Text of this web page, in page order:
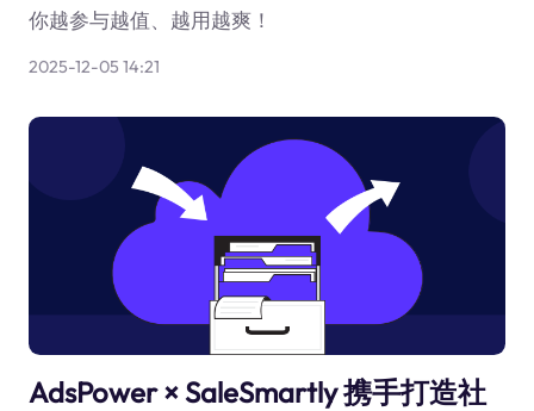
你越参与越值、越用越爽！
2025-12-05 14:21
AdsPower × SaleSmartly 携手打造社